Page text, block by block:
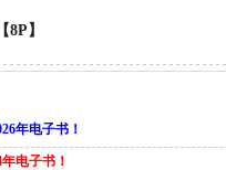
】
年电子书！
电子书！